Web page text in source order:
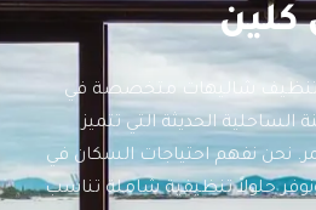
كلين
تنظيف شاليهات متخصصة في
الساحلية الحديثة التي تتميز
نحن نفهم احتياجات السكان في
حلولاً تنظيفية شاملة تناسب